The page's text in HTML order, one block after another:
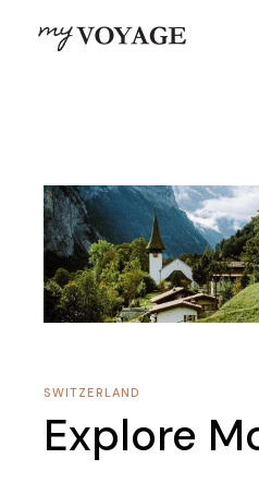
SWITZERLAND
Explore